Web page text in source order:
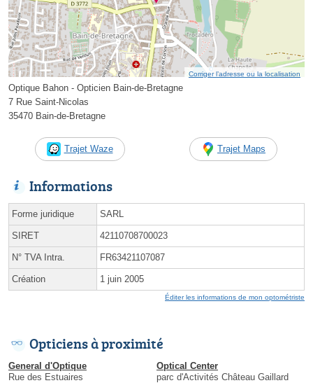
Corriger l’adresse ou la localisation
Optique Bahon - Opticien Bain-de-Bretagne
7 Rue Saint-Nicolas
35470 Bain-de-Bretagne
Trajet Waze Trajet Maps
Informations
Forme juridique SARL
SIRET 42110708700023
N° TVA Intra. FR63421107087
Création 1 juin 2005
Éditer les informations de mon optométriste
Opticiens à proximité
General d'Optique
Rue des Estuaires
Optical Center
parc d'Activités Château Gaillard